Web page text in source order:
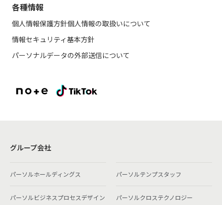
各種情報
個人情報保護方針個人情報の取扱いについて
情報セキュリティ基本方針
パーソナルデータの外部送信について
グループ会社
パーソルホールディングス パーソルテンプスタッフ
パーソルビジネスプロセスデザイン パーソルクロステクノロジー